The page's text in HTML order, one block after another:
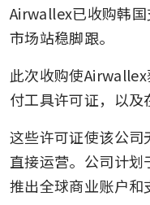
Airwallex已收购韩
市场站稳脚跟。
此次收购使
付工具许可证，以及
这些许可证使该公
直接运营。公司计
推出全球商业账户和